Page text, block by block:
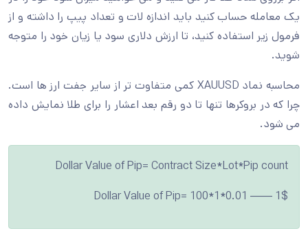
یک معامله حساب کنید باید اندازه لات و تعداد پیپ را داشته و از
فرمول زیر استفاده کنید، تا ارزش دلاری سود یا زیان خود را متوجه
شوید.
محاسبه نماد XAUUSD کمی متفاوت تر از سایر جفت ارز ها است.
چرا که در بروکرها تنها تا دو رقم بعد اعشار را برای طلا نمایش داده
می شود.
Dollar Value of Pip= Contract Size*Lot*Pip count
Dollar Value of Pip= 100*1*0.01 —— 1$